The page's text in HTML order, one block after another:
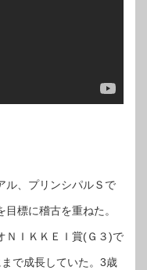
ル、プリンシパルＳで
標に稽古を重ねた。
ＮＩＫＫＥＩ賞(Ｇ３)で
で成長していた。3歳